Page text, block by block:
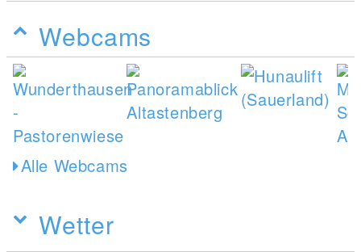
Webcams
Alle Webcams
Wetter